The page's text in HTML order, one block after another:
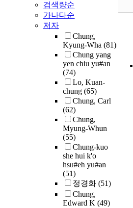
검색량순
가나다순
저자
Chung,
Kyung-Wha (81)
Chung yang
yen chiu yu#an
(74)
Lo, Kuan-
chung (65)
Chung, Carl
(62)
Chung,
Myung-Whun
(55)
Chung-kuo
she hui k'o
hsu#eh yu#an
(51)
정경화 (51)
Chung,
Edward K (49)